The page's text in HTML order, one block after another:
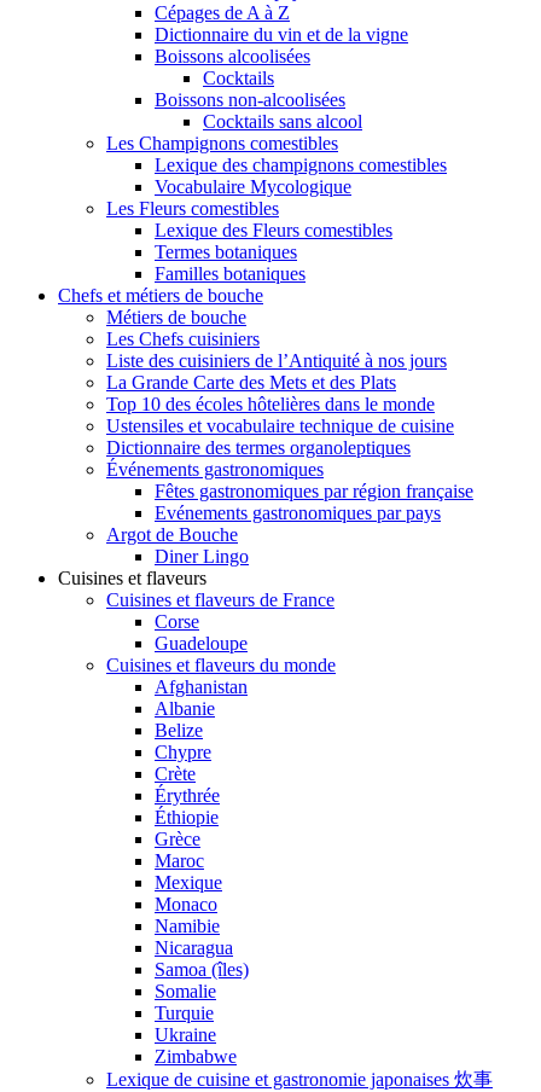
Cépages de A à Z
Dictionnaire du vin et de la vigne
Boissons alcoolisées
Cocktails
Boissons non-alcoolisées
Cocktails sans alcool
Les Champignons comestibles
Lexique des champignons comestibles
Vocabulaire Mycologique
Les Fleurs comestibles
Lexique des Fleurs comestibles
Termes botaniques
Familles botaniques
Chefs et métiers de bouche
Métiers de bouche
Les Chefs cuisiniers
Liste des cuisiniers de l’Antiquité à nos jours
La Grande Carte des Mets et des Plats
Top 10 des écoles hôtelières dans le monde
Ustensiles et vocabulaire technique de cuisine
Dictionnaire des termes organoleptiques
Événements gastronomiques
Fêtes gastronomiques par région française
Evénements gastronomiques par pays
Argot de Bouche
Diner Lingo
Cuisines et flaveurs
Cuisines et flaveurs de France
Corse
Guadeloupe
Cuisines et flaveurs du monde
Afghanistan
Albanie
Belize
Chypre
Crète
Érythrée
Éthiopie
Grèce
Maroc
Mexique
Monaco
Namibie
Nicaragua
Samoa (îles)
Somalie
Turquie
Ukraine
Zimbabwe
Lexique de cuisine et gastronomie japonaises 炊事